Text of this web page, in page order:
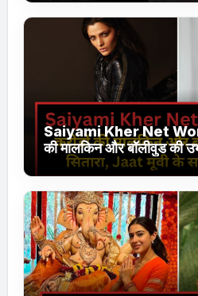
Saiyami Kher Net
की मालकिन और बॉलीवुड की
ट्रेंडिंग में